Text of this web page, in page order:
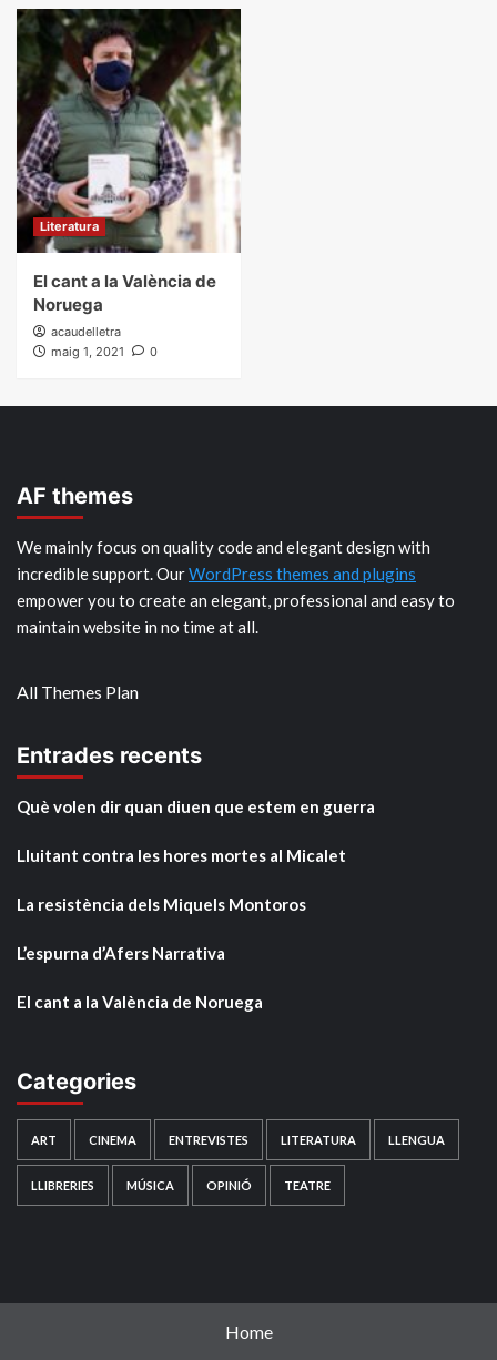
Literatura
El cant a la València de
Noruega
acaudelletra
maig 1, 2021
0
AF themes
We mainly focus on quality code and elegant design with
incredible support. OurWordPress themes and plugins
empower you to create an elegant, professional and easy to
maintain website in no time at all.
All Themes Plan
Entrades recents
Què volen dir quan diuen que estem en guerra
Lluitant contra les hores mortes al Micalet
La resistència dels Miquels Montoros
L’espurna d’Afers Narrativa
El cant a la València de Noruega
Categories
ART CINEMA ENTREVISTES LITERATURA LLENGUA
LLIBRERIES MÚSICA OPINIÓ TEATRE
Home